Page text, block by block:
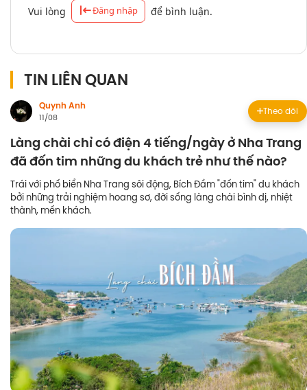
Vui lòng Đăng nhập để bình luận.
TIN LIÊN QUAN
Quynh Anh
11/08
Theo dõi
Làng chài chỉ có điện 4 tiếng/ngày ở Nha Trang
đã đốn tim những du khách trẻ như thế nào?
Trái với phố biển Nha Trang sôi động, Bích Đầm "đốn tim" du khách
bởi những trải nghiệm hoang sơ, đời sống làng chài bình dị, nhiệt
thành, mến khách.